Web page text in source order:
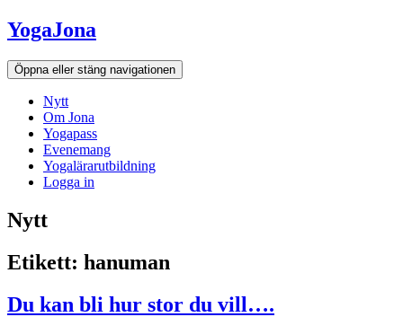
Hoppa
till
innehållet
YogaJona
Öppna eller stäng navigationen
Nytt
Om Jona
Yogapass
Evenemang
Yogalärarutbildning
Logga in
Nytt
Etikett: hanuman
Du kan bli hur stor du vill….